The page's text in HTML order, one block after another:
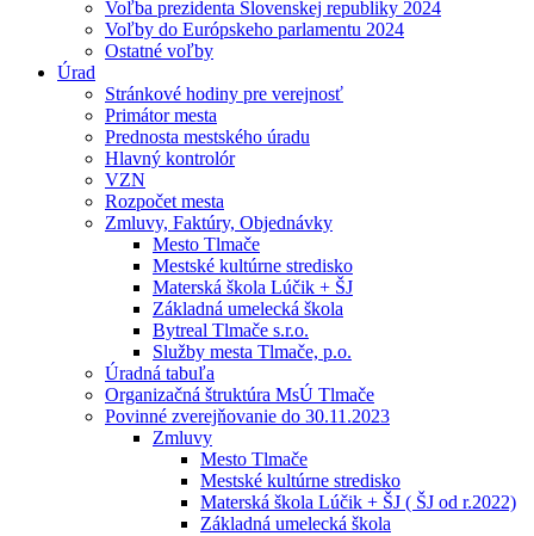
Voľba prezidenta Slovenskej republiky 2024
Voľby do Európskeho parlamentu 2024
Ostatné voľby
Úrad
Stránkové hodiny pre verejnosť
Primátor mesta
Prednosta mestského úradu
Hlavný kontrolór
VZN
Rozpočet mesta
Zmluvy, Faktúry, Objednávky
Mesto Tlmače
Mestské kultúrne stredisko
Materská škola Lúčik + ŠJ
Základná umelecká škola
Bytreal Tlmače s.r.o.
Služby mesta Tlmače, p.o.
Úradná tabuľa
Organizačná štruktúra MsÚ Tlmače
Povinné zverejňovanie do 30.11.2023
Zmluvy
Mesto Tlmače
Mestské kultúrne stredisko
Materská škola Lúčik + ŠJ ( ŠJ od r.2022)
Základná umelecká škola